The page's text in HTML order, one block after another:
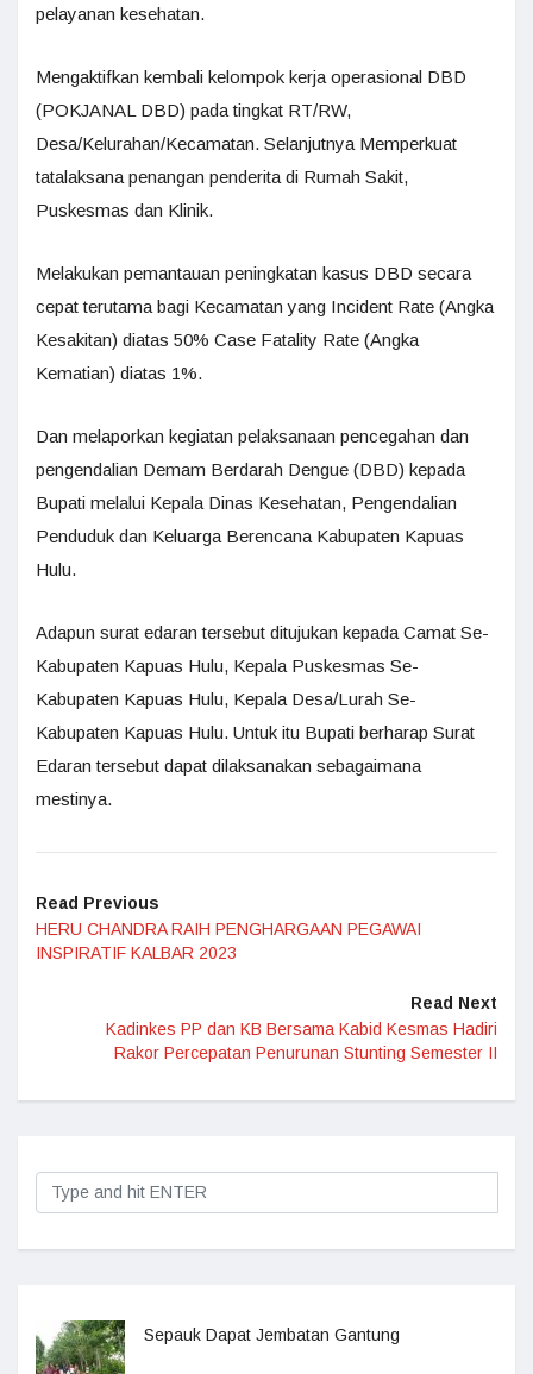
pelayanan kesehatan.
Mengaktifkan kembali kelompok kerja operasional DBD
(POKJANAL DBD) pada tingkat RT/RW,
Desa/Kelurahan/Kecamatan. Selanjutnya Memperkuat
tatalaksana penangan penderita di Rumah Sakit,
Puskesmas dan Klinik.
Melakukan pemantauan peningkatan kasus DBD secara
cepat terutama bagi Kecamatan yang Incident Rate (Angka
Kesakitan) diatas 50% Case Fatality Rate (Angka
Kematian) diatas 1%.
Dan melaporkan kegiatan pelaksanaan pencegahan dan
pengendalian Demam Berdarah Dengue (DBD) kepada
Bupati melalui Kepala Dinas Kesehatan, Pengendalian
Penduduk dan Keluarga Berencana Kabupaten Kapuas
Hulu.
Adapun surat edaran tersebut ditujukan kepada Camat Se-
Kabupaten Kapuas Hulu, Kepala Puskesmas Se-
Kabupaten Kapuas Hulu, Kepala Desa/Lurah Se-
Kabupaten Kapuas Hulu. Untuk itu Bupati berharap Surat
Edaran tersebut dapat dilaksanakan sebagaimana
mestinya.
Read Previous
HERU CHANDRA RAIH PENGHARGAAN PEGAWAI
INSPIRATIF KALBAR 2023
Read Next
Kadinkes PP dan KB Bersama Kabid Kesmas Hadiri
Rakor Percepatan Penurunan Stunting Semester II
Sepauk Dapat Jembatan Gantung